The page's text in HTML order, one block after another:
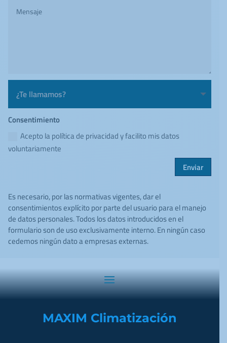
Consentimiento
Acepto la política de privacidad y facilito mis datos
voluntariamente
Enviar
Es necesario, por las normativas vigentes, dar el
consentimientos explícito por parte del usuario para el manejo
de datos personales. Todos los datos introducidos en el
formulario son de uso exclusivamente interno. En ningún caso
cedemos ningún dato a empresas externas.
MAXIM Climatización